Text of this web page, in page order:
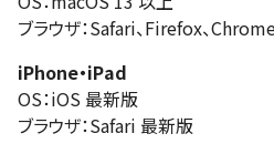
ブラウザ：Safari、Firefox、
iPhone・iPad
OS：iOS 最新版
ブラウザ：Safari 最新版